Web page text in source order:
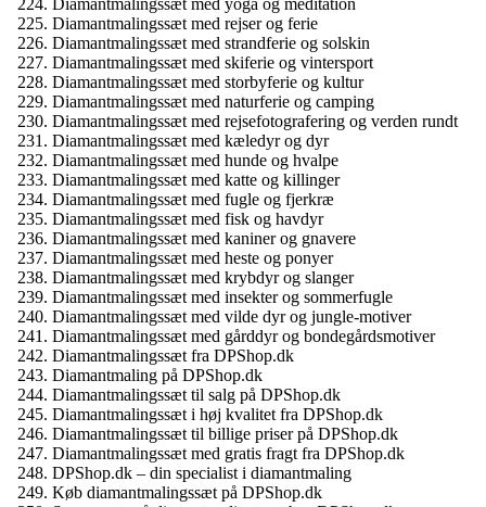
Diamantmalingssæt med yoga og meditation
Diamantmalingssæt med rejser og ferie
Diamantmalingssæt med strandferie og solskin
Diamantmalingssæt med skiferie og vintersport
Diamantmalingssæt med storbyferie og kultur
Diamantmalingssæt med naturferie og camping
Diamantmalingssæt med rejsefotografering og verden rundt
Diamantmalingssæt med kæledyr og dyr
Diamantmalingssæt med hunde og hvalpe
Diamantmalingssæt med katte og killinger
Diamantmalingssæt med fugle og fjerkræ
Diamantmalingssæt med fisk og havdyr
Diamantmalingssæt med kaniner og gnavere
Diamantmalingssæt med heste og ponyer
Diamantmalingssæt med krybdyr og slanger
Diamantmalingssæt med insekter og sommerfugle
Diamantmalingssæt med vilde dyr og jungle-motiver
Diamantmalingssæt med gårddyr og bondegårdsmotiver
Diamantmalingssæt fra DPShop.dk
Diamantmaling på DPShop.dk
Diamantmalingssæt til salg på DPShop.dk
Diamantmalingssæt i høj kvalitet fra DPShop.dk
Diamantmalingssæt til billige priser på DPShop.dk
Diamantmalingssæt med gratis fragt fra DPShop.dk
DPShop.dk – din specialist i diamantmaling
Køb diamantmalingssæt på DPShop.dk